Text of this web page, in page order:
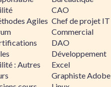
Agiles
: Autres
CAO
Chef de projet IT
Commercial
DAO
Développement
Excel
Graphiste Adobe